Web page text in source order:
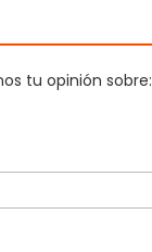
tu opinión sobre: